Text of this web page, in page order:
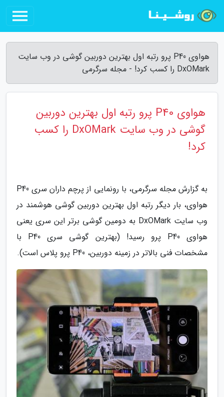
هواوی P40 پرو رتبه اول بهترین دوربین گوشی در وب سایت
DxOMark را کسب کرد! - مجله سرگرمی
هواوی P40 پرو رتبه اول بهترین دوربین
گوشی در وب سایت DxOMark را کسب
کرد!
به گزارش مجله سرگرمی، با رونمایی از پرچم داران سری P40
هواوی، بار دیگر رتبه اول بهترین دوربین گوشی هوشمند در
وب سایت DxOMark به دومین گوشی برتر این سری یعنی
هواوی P40 پرو رسید! (بهترین گوشی سری P40 با
مشخصات فنی بالاتر در زمینه دوربین، P40 پرو پلاس است).